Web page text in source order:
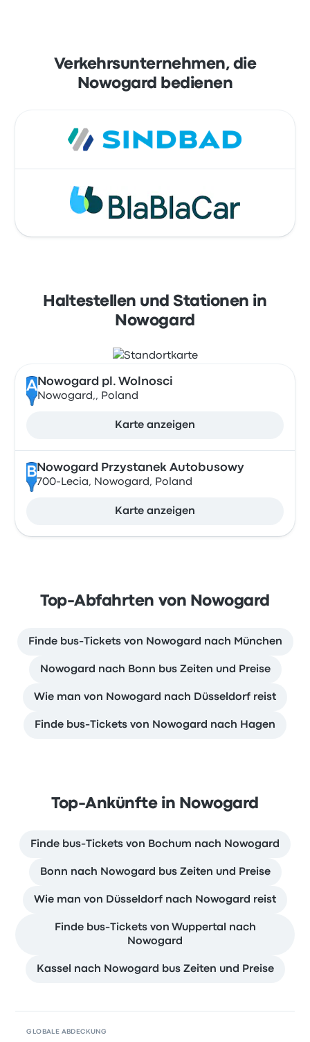
Verkehrsunternehmen, die
Nowogard bedienen
Haltestellen und Stationen in
Nowogard
A Nowogard pl. Wolnosci
Nowogard,, Poland
Karte anzeigen
B Nowogard Przystanek Autobusowy
700-Lecia, Nowogard, Poland
Karte anzeigen
Top-Abfahrten von Nowogard
Finde bus-Tickets von Nowogard nach München
Nowogard nach Bonn bus Zeiten und Preise
Wie man von Nowogard nach Düsseldorf reist
Finde bus-Tickets von Nowogard nach Hagen
Top-Ankünfte in Nowogard
Finde bus-Tickets von Bochum nach Nowogard
Bonn nach Nowogard bus Zeiten und Preise
Wie man von Düsseldorf nach Nowogard reist
Finde bus-Tickets von Wuppertal nach
Nowogard
Kassel nach Nowogard bus Zeiten und Preise
GLOBALE ABDECKUNG